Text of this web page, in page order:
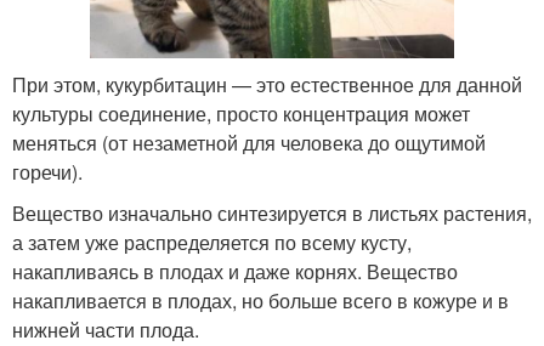
При этом, кукурбитацин — это естественное для данной
культуры соединение, просто концентрация может
меняться (от незаметной для человека до ощутимой
горечи).
Вещество изначально синтезируется в листьях растения,
а затем уже распределяется по всему кусту,
накапливаясь в плодах и даже корнях. Вещество
накапливается в плодах, но больше всего в кожуре и в
нижней части плода.